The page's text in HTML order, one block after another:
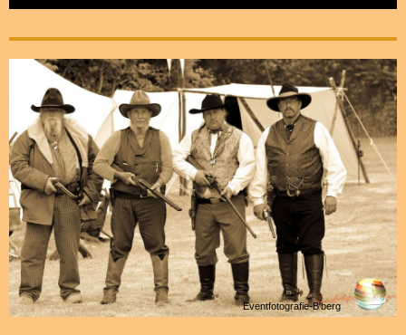
Eventfotografie-B'berg